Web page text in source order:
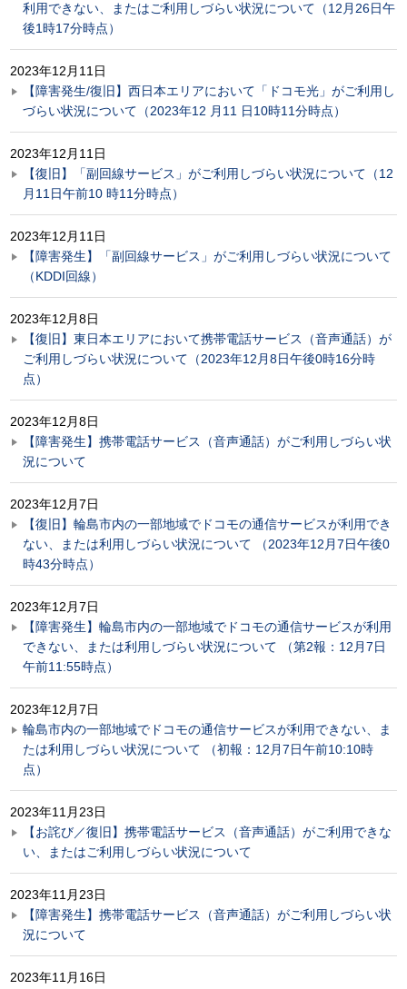
利用できない、またはご利用しづらい状況について（12月26日午
後1時17分時点）
2023年12月11日
【障害発生/復旧】西日本エリアにおいて「ドコモ光」がご利用し
づらい状況について（2023年12 月11 日10時11分時点）
2023年12月11日
【復旧】「副回線サービス」がご利用しづらい状況について（12
月11日午前10 時11分時点）
2023年12月11日
【障害発生】「副回線サービス」がご利用しづらい状況について
（KDDI回線）
2023年12月8日
【復旧】東日本エリアにおいて携帯電話サービス（音声通話）が
ご利用しづらい状況について（2023年12月8日午後0時16分時
点）
2023年12月8日
【障害発生】携帯電話サービス（音声通話）がご利用しづらい状
況について
2023年12月7日
【復旧】輪島市内の一部地域でドコモの通信サービスが利用でき
ない、または利用しづらい状況について （2023年12月7日午後0
時43分時点）
2023年12月7日
【障害発生】輪島市内の一部地域でドコモの通信サービスが利用
できない、または利用しづらい状況について （第2報：12月7日
午前11:55時点）
2023年12月7日
輪島市内の一部地域でドコモの通信サービスが利用できない、ま
たは利用しづらい状況について （初報：12月7日午前10:10時
点）
2023年11月23日
【お詫び／復旧】携帯電話サービス（音声通話）がご利用できな
い、またはご利用しづらい状況について
2023年11月23日
【障害発生】携帯電話サービス（音声通話）がご利用しづらい状
況について
2023年11月16日